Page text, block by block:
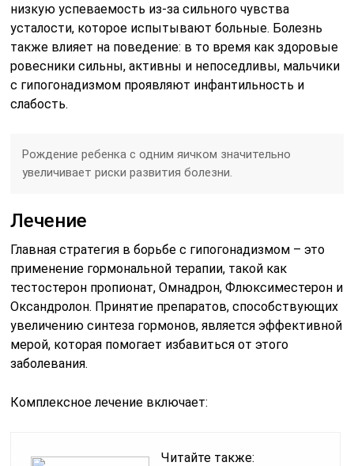
низкую успеваемость из-за сильного чувства
усталости, которое испытывают больные. Болезнь
также влияет на поведение: в то время как здоровые
ровесники сильны, активны и непоседливы, мальчики
с гипогонадизмом проявляют инфантильность и
слабость.
Рождение ребенка с одним яичком значительно
увеличивает риски развития болезни.
Лечение
Главная стратегия в борьбе с гипогонадизмом – это
применение гормональной терапии, такой как
тестостерон пропионат, Омнадрон, Флюксиместерон и
Оксандролон. Принятие препаратов, способствующих
увеличению синтеза гормонов, является эффективной
мерой, которая помогает избавиться от этого
заболевания.
Комплексное лечение включает:
Читайте также: